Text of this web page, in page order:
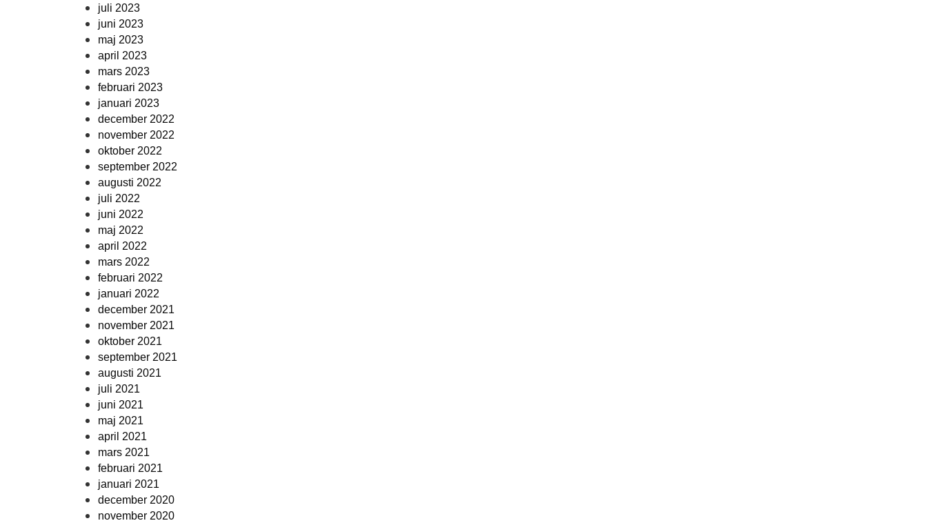
juli 2023
juni 2023
maj 2023
april 2023
mars 2023
februari 2023
januari 2023
december 2022
november 2022
oktober 2022
september 2022
augusti 2022
juli 2022
juni 2022
maj 2022
april 2022
mars 2022
februari 2022
januari 2022
december 2021
november 2021
oktober 2021
september 2021
augusti 2021
juli 2021
juni 2021
maj 2021
april 2021
mars 2021
februari 2021
januari 2021
december 2020
november 2020